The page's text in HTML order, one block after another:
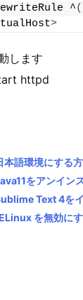
^
(
>
します
httpd
語環境にする
をアンイン
Text 4を
を無効に